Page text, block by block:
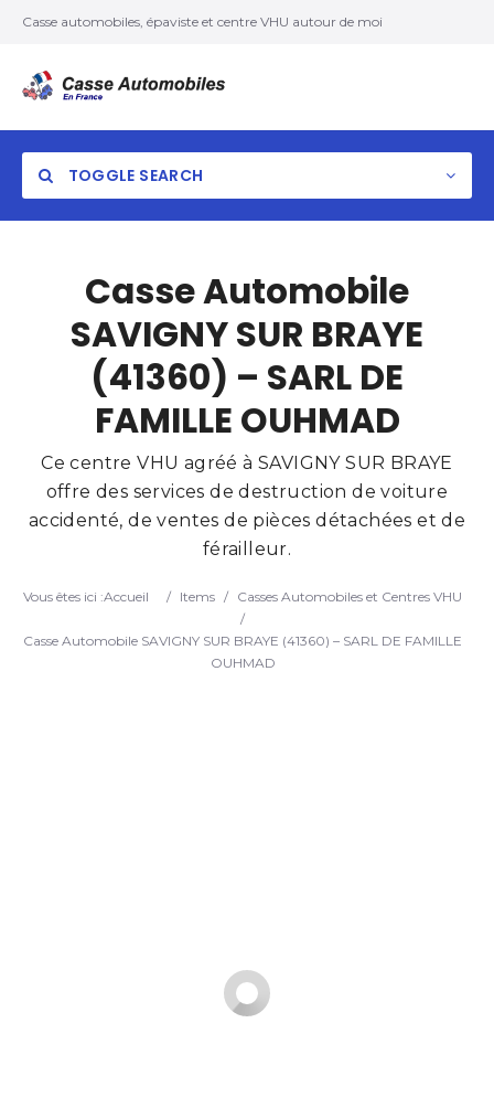
Casse automobiles, épaviste et centre VHU autour de moi
TOGGLE SEARCH
Search
Casse Automobile
SAVIGNY SUR BRAYE
(41360) – SARL DE
FAMILLE OUHMAD
Ce centre VHU agréé à SAVIGNY SUR BRAYE
offre des services de destruction de voiture
accidenté, de ventes de pièces détachées et de
férailleur.
Vous êtes ici :Accueil / Items / Casses Automobiles et Centres VHU
/
Casse Automobile SAVIGNY SUR BRAYE (41360) – SARL DE FAMILLE
OUHMAD